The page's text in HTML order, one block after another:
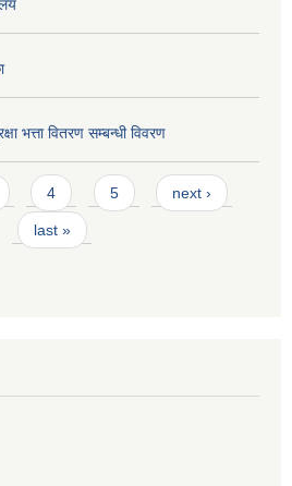
भत्ता वितरण सम्बन्धी विवरण
4 5 next ›
last »